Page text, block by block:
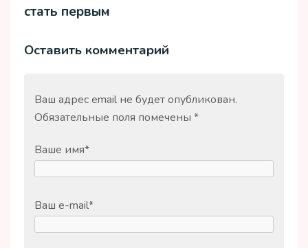
стать первым
Оставить комментарий
Ваш адрес email не будет опубликован.
Обязательные поля помечены *
Ваше имя*
Ваш e-mail*